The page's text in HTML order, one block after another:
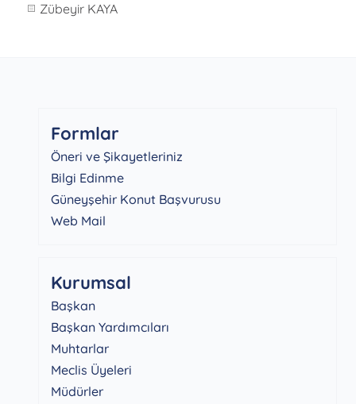
Zübeyir KAYA
Formlar
Öneri ve Şikayetleriniz
Bilgi Edinme
Güneyşehir Konut Başvurusu
Web Mail
Kurumsal
Başkan
Başkan Yardımcıları
Muhtarlar
Meclis Üyeleri
Müdürler